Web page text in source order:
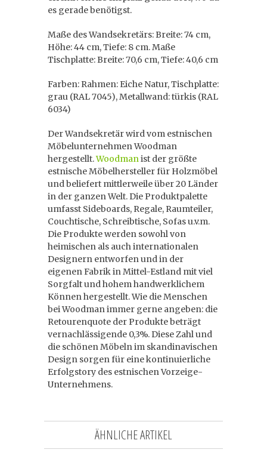
es gerade benötigst.
Maße des Wandsekretärs: Breite: 74 cm,
Höhe: 44 cm, Tiefe: 8 cm. Maße
Tischplatte: Breite: 70,6 cm, Tiefe: 40,6 cm
Farben: Rahmen: Eiche Natur, Tischplatte:
grau (RAL 7045), Metallwand: türkis (RAL
6034)
Der Wandsekretär wird vom estnischen
Möbelunternehmen Woodman
hergestellt.Woodmanist der größte
estnische Möbelhersteller für Holzmöbel
und beliefert mittlerweile über 20 Länder
in der ganzen Welt. Die Produktpalette
umfasst Sideboards, Regale, Raumteiler,
Couchtische, Schreibtische, Sofas u.v.m.
Die Produkte werden sowohl von
heimischen als auch internationalen
Designern entworfen und in der
eigenen Fabrik in Mittel-Estland mit viel
Sorgfalt und hohem handwerklichem
Können hergestellt. Wie die Menschen
bei Woodman immer gerne angeben: die
Retourenquote der Produkte beträgt
vernachlässigende 0,3%. Diese Zahl und
die schönen Möbeln im skandinavischen
Design sorgen für eine kontinuierliche
Erfolgstory des estnischen Vorzeige-
Unternehmens.
ÄHNLICHE ARTIKEL